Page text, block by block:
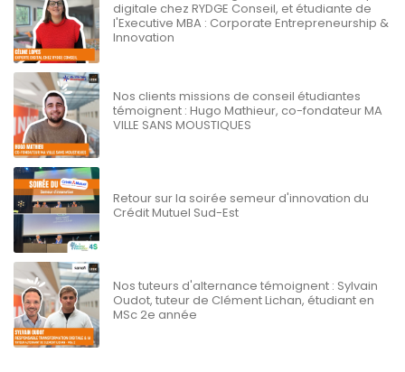
digitale chez RYDGE Conseil, et étudiante de
l'Executive MBA : Corporate Entrepreneurship &
Innovation
Nos clients missions de conseil étudiantes
témoignent : Hugo Mathieur, co-fondateur MA
VILLE SANS MOUSTIQUES
Retour sur la soirée semeur d'innovation du
Crédit Mutuel Sud-Est
Nos tuteurs d'alternance témoignent : Sylvain
Oudot, tuteur de Clément Lichan, étudiant en
MSc 2e année